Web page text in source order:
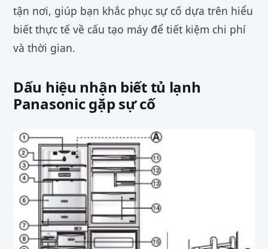
tận nơi, giúp bạn khắc phục sự cố dựa trên hiểu
biết thực tế về cấu tạo máy để tiết kiệm chi phí
và thời gian.
Dấu hiệu nhận biết tủ lạnh
Panasonic gặp sự cố